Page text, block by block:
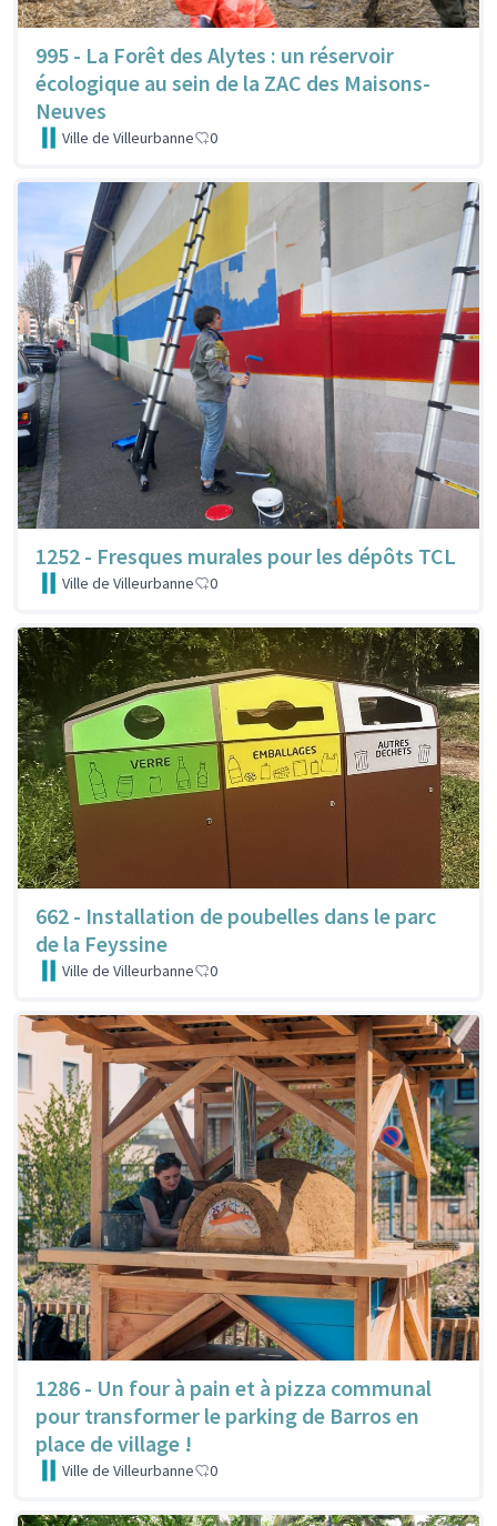
995 - La Forêt des Alytes : un réservoir
écologique au sein de la ZAC des Maisons-
Neuves
Ville de Villeurbanne 0
1252 - Fresques murales pour les dépôts TCL
Ville de Villeurbanne 0
662 - Installation de poubelles dans le parc
de la Feyssine
Ville de Villeurbanne 0
1286 - Un four à pain et à pizza communal
pour transformer le parking de Barros en
place de village !
Ville de Villeurbanne 0